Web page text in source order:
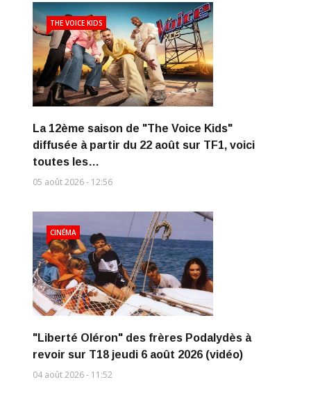
La 12ème saison de "The Voice Kids"
diffusée à partir du 22 août sur TF1, voici
toutes les…
05 août 2026 - 12:56
THE VOICE KIDS
"Liberté Oléron" des frères Podalydès à
revoir sur T18 jeudi 6 août 2026 (vidéo)
04 août 2026 - 11:52
CINÉMA